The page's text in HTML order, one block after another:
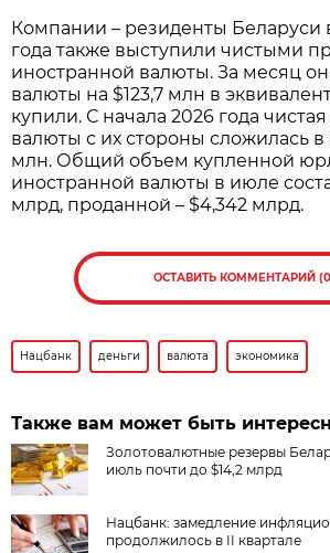
Компании – резиденты Беларуси
года также выступили чистыми
иностранной валюты. За месяц
валюты на $123,7 млн в
купили. С начала 2026 года
валюты с их стороны сложилась в
млн. Общий объем купленной
иностранной валюты в июле
млрд, проданной – $4,342 млрд.
ОСТАВИТЬ КОММЕНТАРИЙ
Нацбанк деньги валюта экономика
Также вам может быть
Золотовалютные резервы
июль почти до $14,2 млрд
Нацбанк: замедление
продолжилось в II квартале